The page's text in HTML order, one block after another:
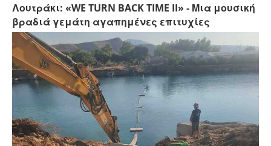
Λουτράκι: «WE TURN BACK TIME II» - Μια μουσική
βραδιά γεμάτη αγαπημένες επιτυχίες